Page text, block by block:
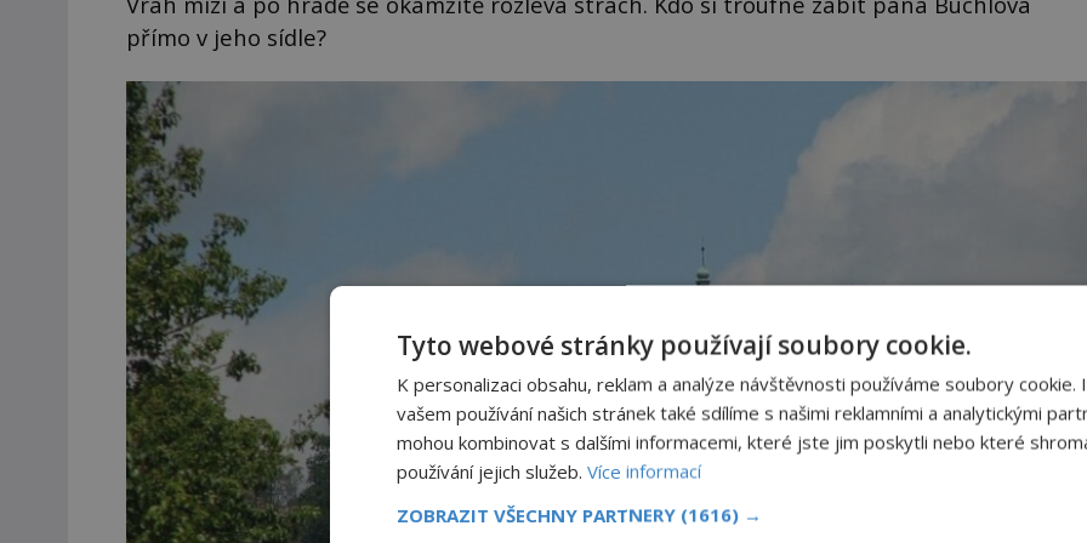
přímo v jeho sídle?
Tyto webové stránky používají soubory cookie.
K personalizaci obsahu, reklam a analýze návštěvnosti používáme soubory cookie.
vašem používání našich stránek také sdílíme s našimi reklamními a analytickými
mohou kombinovat s dalšími informacemi, které jste jim poskytli nebo které
používání jejich služeb. Více informací
ZOBRAZIT VŠECHNY PARTNERY (1616) →